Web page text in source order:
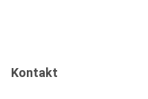
Kontakt